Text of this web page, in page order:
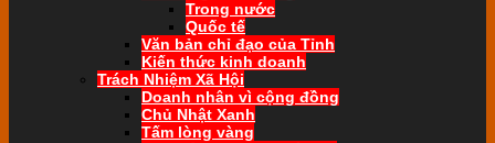
Trong nước
Quốc tế
Văn bản chỉ đạo của Tỉnh
Kiến thức kinh doanh
Trách Nhiệm Xã Hội
Doanh nhân vì cộng đồng
Chủ Nhật Xanh
Tấm lòng vàng